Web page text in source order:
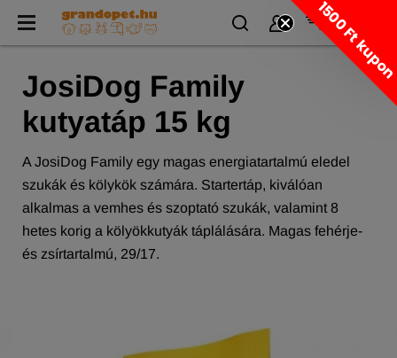
JosiDog Family
kutyatáp 15 kg
A JosiDog Family egy magas energiatartalmú eledel
szukák és kölykök számára. Startertáp, kiválóan
alkalmas a vemhes és szoptató szukák, valamint 8
hetes korig a kölyökkutyák táplálására. Magas fehérje-
és zsírtartalmú, 29/17.
1500 Ft